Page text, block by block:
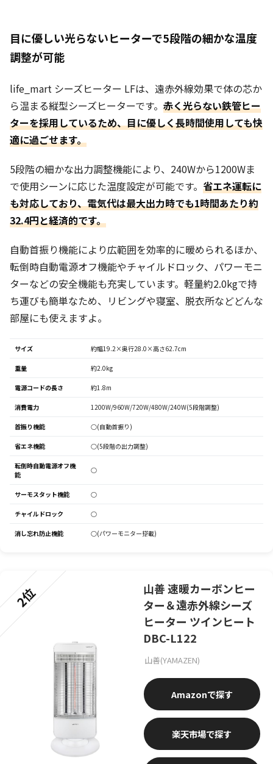
目に優しい光らないヒーターで5段階の細かな温度
調整が可能
life_mart シーズヒーター LFは、遠赤外線効果で体の芯か
ら温まる縦型シーズヒーターです。 赤く光らない鉄管ヒー
ターを採用しているため、目に優しく長時間使用しても快
適に過ごせます。
5段階の細かな出力調整機能により、240Wから1200Wま
で使用シーンに応じた温度設定が可能です。 省エネ運転に
も対応しており、電気代は最大出力時でも1時間あたり約
32.4円と経済的です。
自動首振り機能により広範囲を効率的に暖められるほか、
転倒時自動電源オフ機能やチャイルドロック、パワーモニ
ターなどの安全機能も充実しています。軽量約2.0kgで持
ち運びも簡単なため、リビングや寝室、脱衣所などどんな
部屋にも使えますよ。
サイズ 約幅19.2×奥行28.0×高さ62.7cm
重量 約2.0kg
電源コードの長さ 約1.8m
消費電力 1200W/960W/720W/480W/240W(5段階調整)
首振り機能 ○(自動首振り)
省エネ機能 ○(5段階の出力調整)
転倒時自動電源オフ機
能
○
サーモスタット機能 ○
チャイルドロック ○
消し忘れ防止機能 ○(パワーモニター搭載)
2位
山善 速暖カーボンヒー
ター＆遠赤外線シーズ
ヒーター ツインヒート
DBC-L122
山善(YAMAZEN)
楽天市場
Amazon